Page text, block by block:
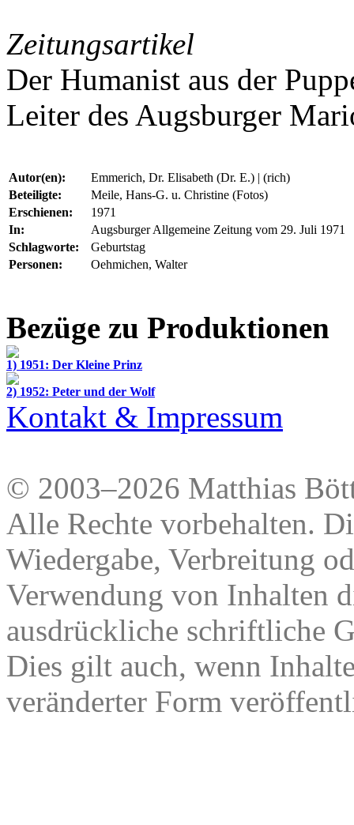
Zeitungsartikel
Der Humanist aus der
Leiter des Augsburger
Autor(en):
Emmerich, Dr. Elisabeth (Dr. E.) | (rich)
Beteiligte:
Meile, Hans-G. u. Christine (Fotos)
Erschienen:
1971
In:
Augsburger Allgemeine Zeitung vom 29. Juli 1971
Schlagworte:
Geburtstag
Personen:
Oehmichen, Walter
Bezüge zu Produktionen
1) 1951: Der Kleine Prinz
2) 1952: Peter und der Wolf
Kontakt & Impressum
© 2003–2026 Matthias
Alle Rechte vorbehalten.
Wiedergabe, Verbreitung
Verwendung von Inhalten
ausdrückliche schriftliche
Dies gilt auch, wenn
veränderter Form